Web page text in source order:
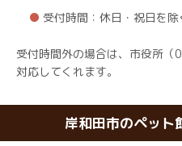
受付時間：休日・祝日を
受付時間外の場合は、市役所
対応してくれます。
岸和田市のペット